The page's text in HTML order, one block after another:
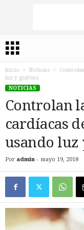
Inicio Noticias
luz y grafeno
NOTICIAS
Controlan
cardíacas
usando luz
Por admin - mayo 19, 2018